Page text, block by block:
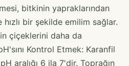
bitkinin yapraklarından
hızlı bir şekilde emilim sağlar.
çiçeklerini daha da
Kontrol Etmek: Karanfil
aralığı 6 ila 7'dir. Toprağın